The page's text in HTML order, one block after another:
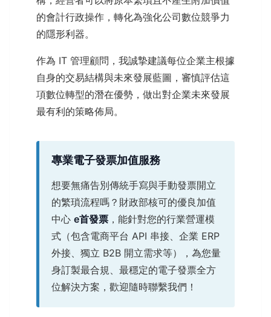
的會計行政操作，轉化為強化公司數位競爭力
的隱形利器。
作為 IT 管理顧問，我誠摯建議每位企業主根據
自身的交易結構與未來發展藍圖，審慎評估這
項數位轉型的潛在優勢，做出對企業未來發展
最有利的策略佈局。
專業電子發票加值服務
想要無痛告別傳統手寫與手動發票開立
的繁瑣流程嗎？財政部核可的優良加值
中心 e首發票 ，能針對您的行業營運模
式（包含電商平台 API 串接、企業 ERP
外接、獨立 B2B 開立需求等），為您量
身訂製最合規、最穩定的電子發票全方
位解決方案，歡迎隨時聯繫我們！